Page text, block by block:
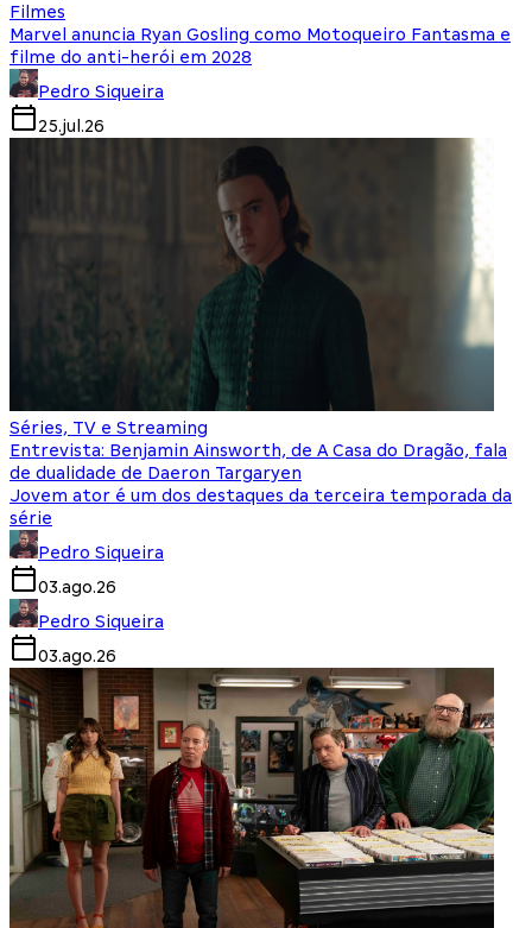
Filmes
Marvel anuncia Ryan Gosling como Motoqueiro Fantasma e
filme do anti-herói em 2028
Pedro Siqueira
25.jul.26
Séries, TV e Streaming
Entrevista: Benjamin Ainsworth, de A Casa do Dragão, fala
de dualidade de Daeron Targaryen
Jovem ator é um dos destaques da terceira temporada da
série
Pedro Siqueira
03.ago.26
Pedro Siqueira
03.ago.26